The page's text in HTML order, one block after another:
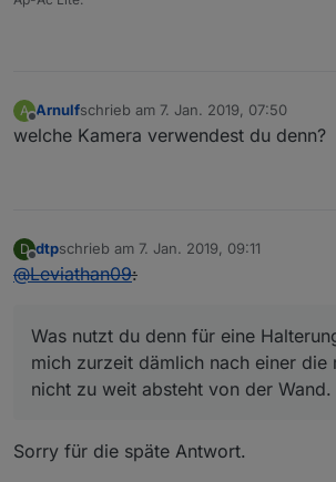
text: '',
to: 'User1@gmail.com',
}); //Mail mit Bild Empfänger
to: 'User2@gmail.com',
subject: 'Klingel',
attachments :[
A
Offline
Arnulfschrieb am 7. Jan. 2019, 07:50
zuletzt editiert von
welche Kamera verwendest du denn?
D
Offline
dtpschrieb am 7. Jan. 2019, 09:11
zuletzt editiert von
@Leviathan09:
Was nutzt du denn für eine
mich zurzeit dämlich nach einer die
nicht zu weit absteht von der Wand.
Sorry für die späte Antwort.